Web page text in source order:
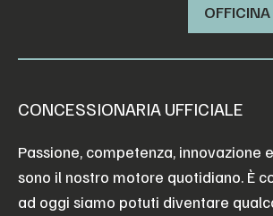
CONCESSIONARIA UFFICIALE
Passione, competenza, innovazione
sono il nostro motore quotidiano. È
ad oggi siamo potuti diventare